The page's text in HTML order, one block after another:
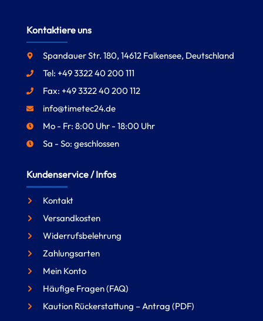
Kontaktiere uns
Spandauer Str. 180, 14612 Falkensee, Deutschland
Tel: +49 3322 40 200 111
Fax: +49 3322 40 200 112
info@timetec24.de
Mo - Fr: 8:00 Uhr - 18:00 Uhr
Sa - So: geschlossen
Kundenservice / Infos
Kontakt
Versandkosten
Widerrufsbelehrung
Zahlungsarten
Mein Konto
Häufige Fragen (FAQ)
Kaution Rückerstattung – Antrag (PDF)